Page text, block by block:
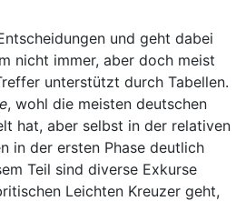
und geht dabei
nicht immer, aber doch meist
unterstützt durch Tabellen.
, wohl die meisten deutschen
hat, aber selbst in der relativen
in der ersten Phase deutlich
Teil sind diverse Exkurse
Leichten Kreuzer geht,